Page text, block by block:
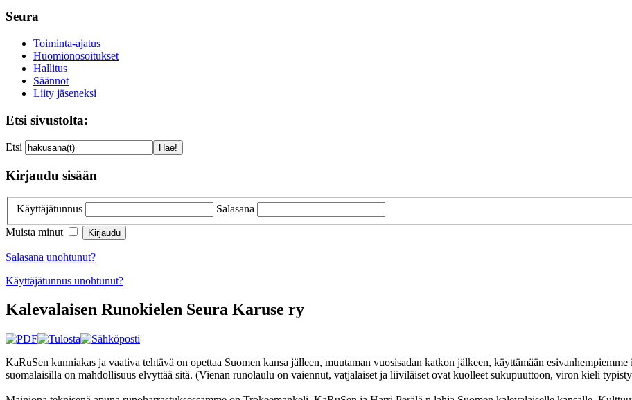
Seura
Toiminta-ajatus
Huomionosoitukset
Hallitus
Säännöt
Liity jäseneksi
Etsi sivustolta:
Etsi
Kirjaudu sisään
Käyttäjätunnus
Salasana
Muista minut
Salasana unohtunut?
Käyttäjätunnus unohtunut?
Kalevalaisen Runokielen Seura Karuse ry
KaRuSen kunniakas ja vaativa tehtävä on opettaa Suomen kansa jälleen, muutaman vuosisadan katkon jälkeen, käyttämään
suomalaisilla on mahdollisuus elvyttää sitä. (Vienan runolaulu on vaiennut, vatjalaiset ja liiviläiset ovat kuolleet sukupuuttoon, viron kieli